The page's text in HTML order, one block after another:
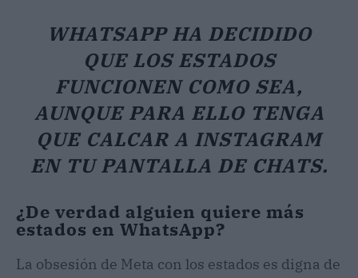
WHATSAPP HA DECIDIDO
QUE LOS ESTADOS
FUNCIONEN COMO SEA,
AUNQUE PARA ELLO TENGA
QUE CALCAR A INSTAGRAM
EN TU PANTALLA DE CHATS.
¿De verdad alguien quiere más
estados en WhatsApp?
La obsesión de Meta con los estados es digna de